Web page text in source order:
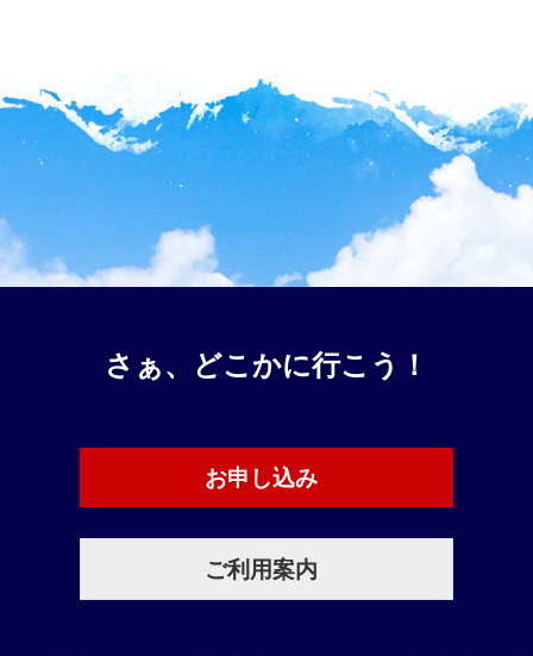
さぁ、どこかに行こう！
お申し込み
ご利用案内